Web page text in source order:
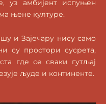
уз амбијент испуњен
њене културе.
и Зајечару нису само
су простори сусрета,
где се сваки гутљај
људе и континенте.